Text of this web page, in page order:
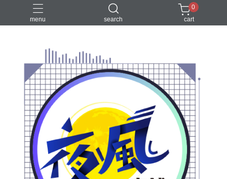
menu search
0
cart